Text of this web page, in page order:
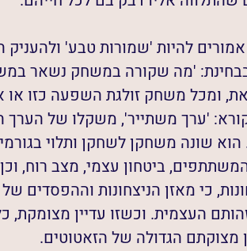
להיות 'שמורות טבע'
'מה שקורה במשחק נשאר
ומכל משחק זולגת השפעה כזו או
'ערך משתייר', משקלו של הערך
הוא שונה משחקן לשחקן ותלוי
ביטחון עצמי, מצב רוח,
כי מאזן הניצחונות וההפסדים
העצמית. וכשזו עדיין מצומקת,
מצוקתם הגדולה של הזאטוטים.